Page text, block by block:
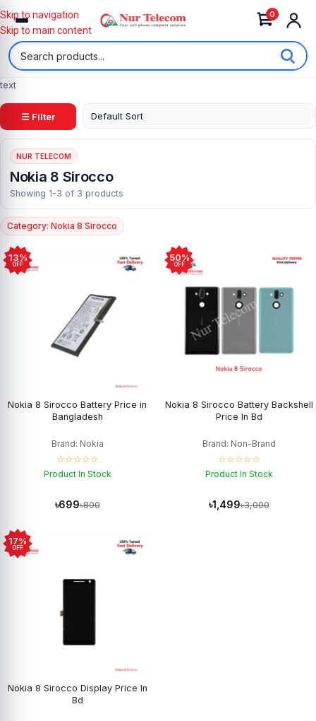
0
Skip to navigation
Skip to main content
text
☰ Filter
NUR TELECOM
Nokia 8 Sirocco
Showing 1-3 of 3 products
Category: Nokia 8 Sirocco
13%
OFF
Nokia 8 Sirocco Battery Price in
Bangladesh
Brand: Nokia
☆☆☆☆☆
Product In Stock
৳699৳800
50%
OFF
Nokia 8 Sirocco Battery Backshell
Price In Bd
Brand: Non-Brand
☆☆☆☆☆
Product In Stock
৳1,499৳3,000
17%
OFF
Nokia 8 Sirocco Display Price In
Bd